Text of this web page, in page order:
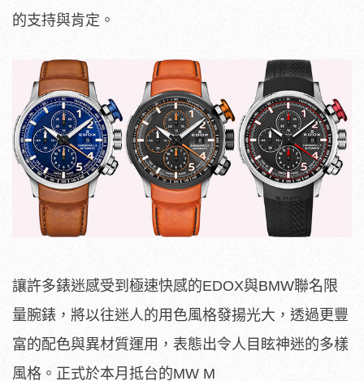
的支持與肯定。
讓許多錶迷感受到極速快感的EDOX與BMW聯名限
量腕錶，將以往迷人的用色風格發揚光大，透過更豐
富的配色與異材質運用，表態出令人目眩神迷的多樣
風格。正式於本月抵台的MW M